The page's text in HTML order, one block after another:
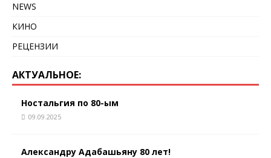
NEWS
КИНО
РЕЦЕНЗИИ
АКТУАЛЬНОЕ:
Ностальгия по 80-ым
09.09.2025
Александру Адабашьяну 80 лет!